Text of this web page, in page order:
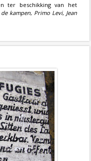
ter beschikking van het
kampen, Primo Levi, Jean